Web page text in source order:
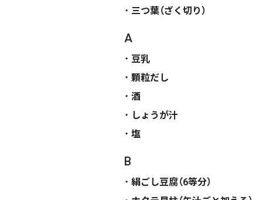
三つ葉（ざく切り）
A
豆乳
顆粒だし
酒
しょうが汁
塩
B
絹ごし豆腐（6等分）